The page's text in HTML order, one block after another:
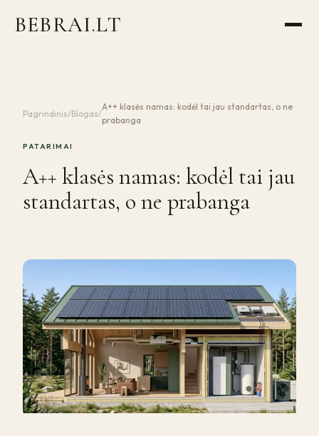
BEBRAI.LT
Pagrindinis/Blogas/
A++ klasės namas: kodėl tai jau standartas, o ne
prabanga
PATARIMAI
A++ klasės namas: kodėl tai jau
standartas, o ne prabanga